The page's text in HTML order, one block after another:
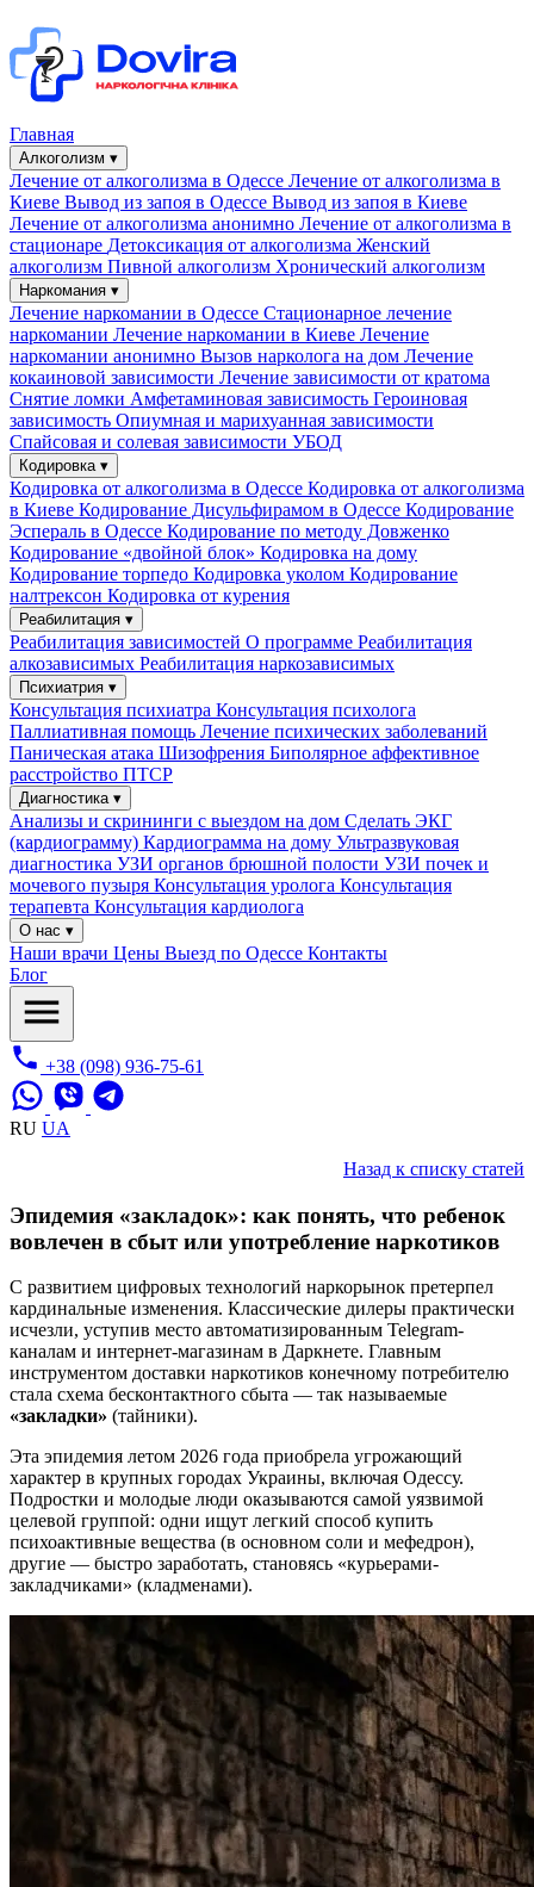
Главная
Алкоголизм ▾
Лечение от алкоголизма в Одессе Лечение от алкоголизма в
Киеве Вывод из запоя в Одессе Вывод из запоя в Киеве
Лечение от алкоголизма анонимно Лечение от алкоголизма в
стационаре Детоксикация от алкоголизма Женский
алкоголизм Пивной алкоголизм Хронический алкоголизм
Наркомания ▾
Лечение наркомании в Одессе Стационарное лечение
наркомании Лечение наркомании в Киеве Лечение
наркомании анонимно Вызов нарколога на дом Лечение
кокаиновой зависимости Лечение зависимости от кратома
Снятие ломки Амфетаминовая зависимость Героиновая
зависимость Опиумная и марихуанная зависимости
Спайсовая и солевая зависимости УБОД
Кодировка ▾
Кодировка от алкоголизма в Одессе Кодировка от алкоголизма
в Киеве Кодирование Дисульфирамом в Одессе Кодирование
Эспераль в Одессе Кодирование по методу Довженко
Кодирование «двойной блок» Кодировка на дому
Кодирование торпедо Кодировка уколом Кодирование
налтрексон Кодировка от курения
Реабилитация ▾
Реабилитация зависимостей О программе Реабилитация
алкозависимых Реабилитация наркозависимых
Психиатрия ▾
Консультация психиатра Консультация психолога
Паллиативная помощь Лечение психических заболеваний
Паническая атака Шизофрения Биполярное аффективное
расстройство ПТСР
Диагностика ▾
Анализы и скрининги с выездом на дом Сделать ЭКГ
(кардиограмму) Кардиограмма на дому Ультразвуковая
диагностика УЗИ органов брюшной полости УЗИ почек и
мочевого пузыря Консультация уролога Консультация
терапевта Консультация кардиолога
О нас ▾
Наши врачи Цены Выезд по Одессе Контакты
Блог
+38 (098) 936-75-61
RU UA
Назад к списку статей
Эпидемия «закладок»: как понять, что ребенок
вовлечен в сбыт или употребление наркотиков
С развитием цифровых технологий наркорынок претерпел
кардинальные изменения. Классические дилеры практически
исчезли, уступив место автоматизированным Telegram-
каналам и интернет-магазинам в Даркнете. Главным
инструментом доставки наркотиков конечному потребителю
стала схема бесконтактного сбыта — так называемые
«закладки» (тайники).
Эта эпидемия летом 2026 года приобрела угрожающий
характер в крупных городах Украины, включая Одессу.
Подростки и молодые люди оказываются самой уязвимой
целевой группой: одни ищут легкий способ купить
психоактивные вещества (в основном соли и мефедрон),
другие — быстро заработать, становясь «курьерами-
закладчиками» (кладменами).